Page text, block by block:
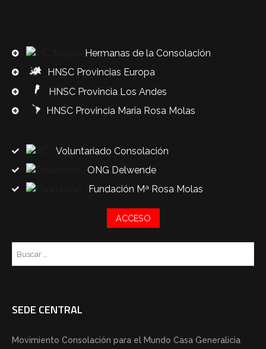
Hermanas de la Consolación
HNSC Provincias Europa
HNSC Provincia Los Andes
HNSC Provincia Maria Rosa Molas
Voluntariado Consolación
ONG Delwende
Fundación Mª Rosa Molas
ACCESO
SEDE CENTRAL
Movimiento Consolación para el Mundo Casa Generalicia